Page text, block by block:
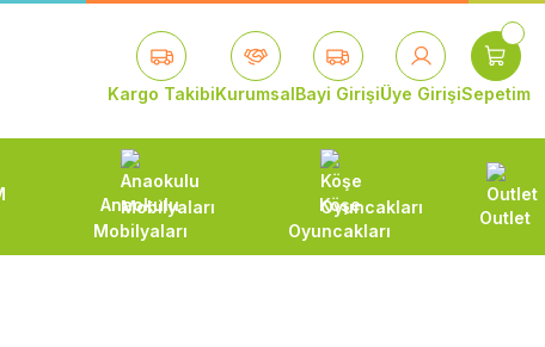
Kargo TakibiKurumsalBayi GirişiÜye GirişiSepetim
Anaokulu
Mobilyaları
Köşe
Oyuncakları
Outlet